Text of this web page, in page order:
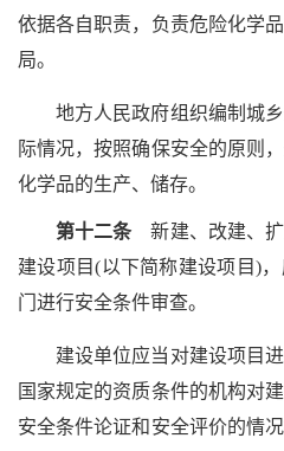
依据各自职责，负责危险化学
局。
地方人民政府组织编制城
际情况，按照确保安全的原则
化学品的生产、储存。
第十二条新建、改建、扩
建设项目(以下简称建设项目)
门进行安全条件审查。
建设单位应当对建设项目
国家规定的资质条件的机构对
安全条件论证和安全评价的情